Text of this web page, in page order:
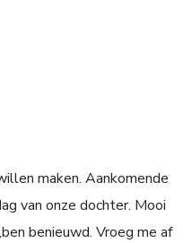
maken. Aankomende
van onze dochter. Mooi
benieuwd. Vroeg me af